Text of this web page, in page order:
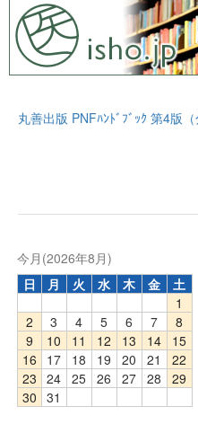
丸善出版 PNFﾊﾝﾄﾞﾌﾞｯｸ 第4版
今月(2026年8月)
日
月 火 水 木 金
土
1
2
3 4 5 6 7
8
9
10 11 12 13 14
15
16
17 18 19 20 21
22
23
24 25 26 27 28
29
30
31